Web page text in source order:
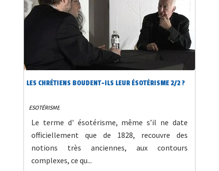
LES CHRÉTIENS BOUDENT-ILS LEUR ÉSOTÉRISME 2/2 ?
ESOTÉRISME
Le terme d' ésotérisme, même s’il ne date
officiellement que de 1828, recouvre des
notions très anciennes, aux contours
complexes, ce qu...